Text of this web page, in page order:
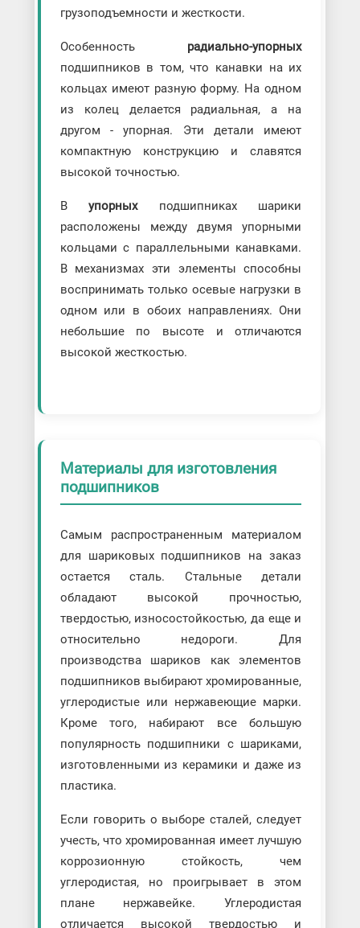
грузоподъемности и жесткости.
Особенность радиально-упорных
подшипников в том, что канавки на их
кольцах имеют разную форму. На одном
из колец делается радиальная, а на
другом - упорная. Эти детали имеют
компактную конструкцию и славятся
высокой точностью.
Вупорныхподшипниках шарики
расположены между двумя упорными
кольцами с параллельными канавками.
В механизмах эти элементы способны
воспринимать только осевые нагрузки в
одном или в обоих направлениях. Они
небольшие по высоте и отличаются
высокой жесткостью.
Материалы для изготовления
подшипников
Самым распространенным материалом
для шариковых подшипников на заказ
остается сталь. Стальные детали
обладают высокой прочностью,
твердостью, износостойкостью, да еще и
относительно недороги. Для
производства шариков как элементов
подшипников выбирают хромированные,
углеродистые или нержавеющие марки.
Кроме того, набирают все большую
популярность подшипники с шариками,
изготовленными из керамики и даже из
пластика.
Если говорить о выборе сталей, следует
учесть, что хромированная имеет лучшую
коррозионную стойкость, чем
углеродистая, но проигрывает в этом
плане нержавейке. Углеродистая
отличается высокой твердостью и